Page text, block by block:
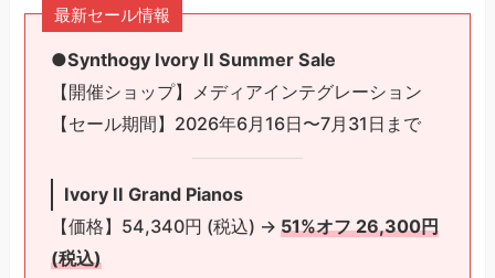
最新セール情報
●Synthogy Ivory II Summer Sale
【開催ショップ】メディアインテグレーション
【セール期間】2026年6月16日〜7月31日まで
Ivory II Grand Pianos
【価格】54,340円 (税込) → 51%オフ 26,300円
(税込)